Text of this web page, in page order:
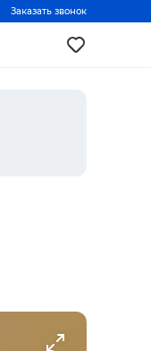
Заказать звонок